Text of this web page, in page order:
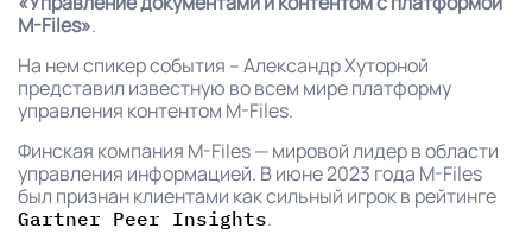
M-Files».
На нем спикер события – Александр Хуторной
представил известную во всем мире платформу
управления контентом M-Files.
Финская компания M-Files — мировой лидер в области
управления информацией. В июне 2023 года M-Files
был признан клиентами как сильный игрок в рейтинге
Gartner Peer Insights.